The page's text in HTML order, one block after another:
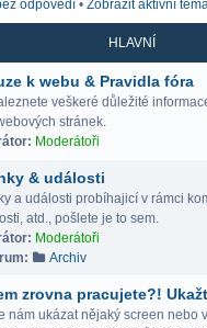
odpovědí • Zobrazit aktivní
HLAVNÍ
k webu & Pravidla fóra
veškeré důležité
stránek.
Moderátoři
& události
a události probíhajicí v rámci
atd., pošlete je to sem.
Moderátoři
Archiv
zrovna pracujete?!
nám ukázat nějaký screen nebo